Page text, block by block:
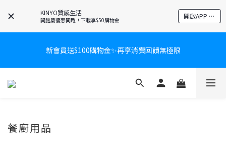
KINYO質感生活
開館慶優惠開跑！下載享$50購物金 開啟APP 享隱藏優惠
新會員送$100購物金✨再享消費回饋無極限
新會員送$100購物金✨再享消費回饋無極限
爸氣有禮賞🎁全館任2件9折✨刮鬍刀、按摩家電、電動牙刷、藍芽
餐廚用品